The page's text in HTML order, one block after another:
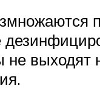
выходят